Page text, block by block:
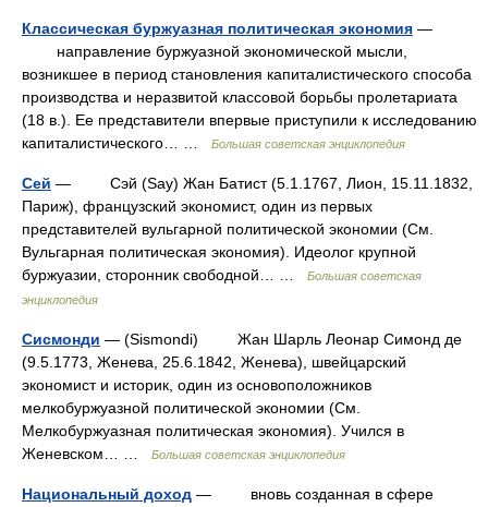
Классическая буржуазная политическая экономия —
направление буржуазной экономической мысли,
возникшее в период становления капиталистического способа
производства и неразвитой классовой борьбы пролетариата
(18 в.). Ее представители впервые приступили к исследованию
капиталистического… …
Большая советская энциклопедия
Сей — Сэй (Say) Жан Батист (5.1.1767, Лион, 15.11.1832,
Париж), французский экономист, один из первых
представителей вульгарной политической экономии (См.
Вульгарная политическая экономия). Идеолог крупной
буржуазии, сторонник свободной… …
Большая советская
энциклопедия
Сисмонди — (Sismondi) Жан Шарль Леонар Симонд де
(9.5.1773, Женева, 25.6.1842, Женева), швейцарский
экономист и историк, один из основоположников
мелкобуржуазной политической экономии (См.
Мелкобуржуазная политическая экономия). Учился в
Женевском… …
Большая советская энциклопедия
Национальный доход — вновь созданная в сфере